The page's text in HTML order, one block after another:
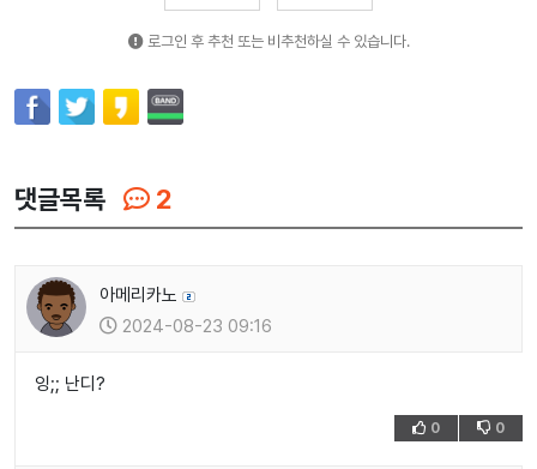
로그인 후 추천 또는 비추천하실 수 있습니다.
댓글목록 2
아메리카노
2024-08-23 09:16
잉;; 난디?
0 0